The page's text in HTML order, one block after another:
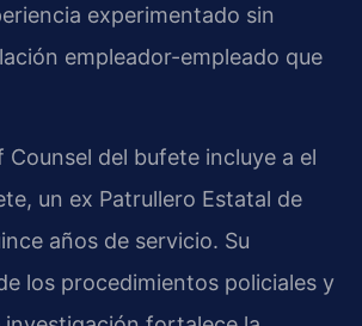
experimentado sin
empleador-empleado que
Counsel del bufete incluye a el
un ex Patrullero Estatal de
años de servicio. Su
los procedimientos policiales y